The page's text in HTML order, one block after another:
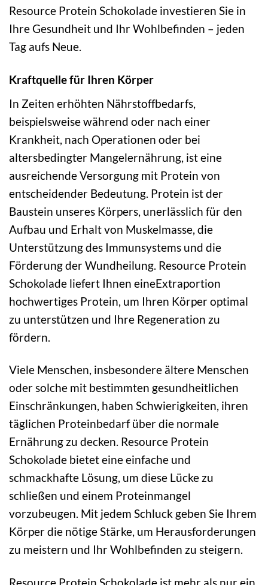
Resource Protein Schokolade investieren Sie in
Ihre Gesundheit und Ihr Wohlbefinden – jeden
Tag aufs Neue.
Kraftquelle für Ihren Körper
In Zeiten erhöhten Nährstoffbedarfs,
beispielsweise während oder nach einer
Krankheit, nach Operationen oder bei
altersbedingter Mangelernährung, ist eine
ausreichende Versorgung mit Protein von
entscheidender Bedeutung. Protein ist der
Baustein unseres Körpers, unerlässlich für den
Aufbau und Erhalt von Muskelmasse, die
Unterstützung des Immunsystems und die
Förderung der Wundheilung. Resource Protein
Schokolade liefert Ihnen eineExtraportion
hochwertiges Protein, um Ihren Körper optimal
zu unterstützen und Ihre Regeneration zu
fördern.
Viele Menschen, insbesondere ältere Menschen
oder solche mit bestimmten gesundheitlichen
Einschränkungen, haben Schwierigkeiten, ihren
täglichen Proteinbedarf über die normale
Ernährung zu decken. Resource Protein
Schokolade bietet eine einfache und
schmackhafte Lösung, um diese Lücke zu
schließen und einem Proteinmangel
vorzubeugen. Mit jedem Schluck geben Sie Ihrem
Körper die nötige Stärke, um Herausforderungen
zu meistern und Ihr Wohlbefinden zu steigern.